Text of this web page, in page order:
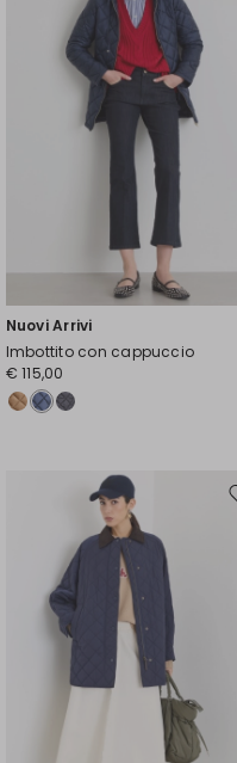
Nuovi Arrivi
Imbottito con cappuccio
€ 115,00